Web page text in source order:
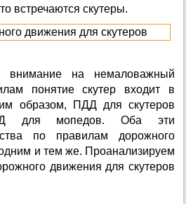
встречаются скутеры.
внимание на немаловажный
понятие скутер входит в
образом, ПДД для скутеров
для мопедов. Оба эти
по правилам дорожного
и тем же. Проанализируем
движения для скутеров